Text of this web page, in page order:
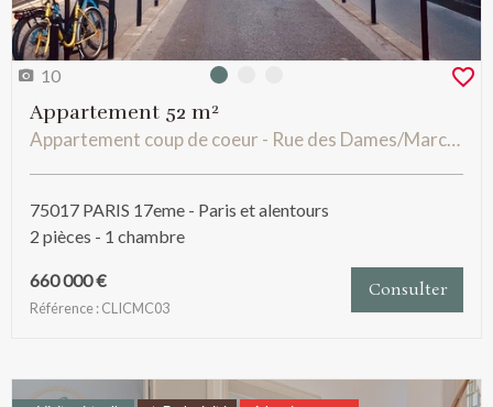
10 Photo 0
Appartement 52 m²
Appartement coup de coeur - Rue des Dames/Marché Lévis
75017 PARIS 17eme - Paris et alentours
2 pièces - 1 chambre
660 000 €
Référence : CLICMC03
Consulter